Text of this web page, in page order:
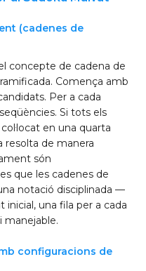
(cadenes de
concepte de cadena de
Comença amb
Per a cada
Si tots els
en una quarta
resolta de manera
són
que les cadenes de
notació disciplinada —
inicial, una fila per a cada
manejable.
configuracions de